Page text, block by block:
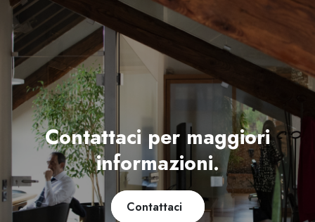
Contattaci per maggiori
informazioni.
Contattaci